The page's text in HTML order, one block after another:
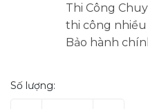
Thi Công
thi công
Bảo hành
Số lượng: